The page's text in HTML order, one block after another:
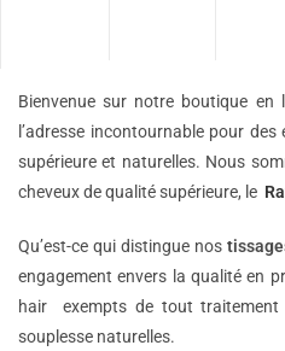
Bienvenue sur notre boutique en
l’adresse incontournable pour
supérieure et naturelles. Nous
cheveux de qualité supérieure, le
Qu’est-ce qui distingue nos
engagement envers la qualité en
hair exempts de tout traitement
souplesse naturelles.